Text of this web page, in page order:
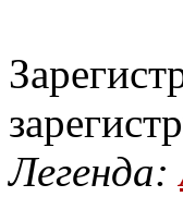
Легенда: